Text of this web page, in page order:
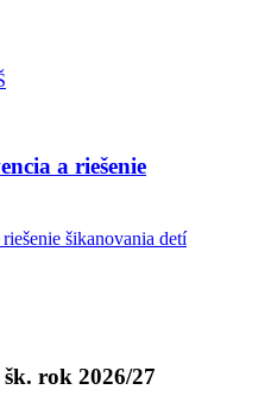
a riešenie
šikanovania detí
rok 2026/27